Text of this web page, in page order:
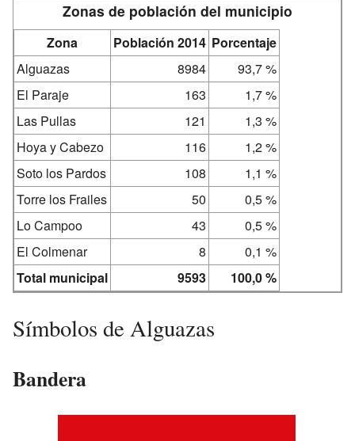
Zonas de población del municipio
Zona Población 2014 Porcentaje
Alguazas
8984
93,7 %
El Paraje
163
1,7 %
Las Pullas
121
1,3 %
Hoya y Cabezo
116
1,2 %
Soto los Pardos
108
1,1 %
Torre los Frailes
50
0,5 %
Lo Campoo
43
0,5 %
El Colmenar
8
0,1 %
Total municipal
9593 100,0 %
Símbolos de Alguazas
Bandera